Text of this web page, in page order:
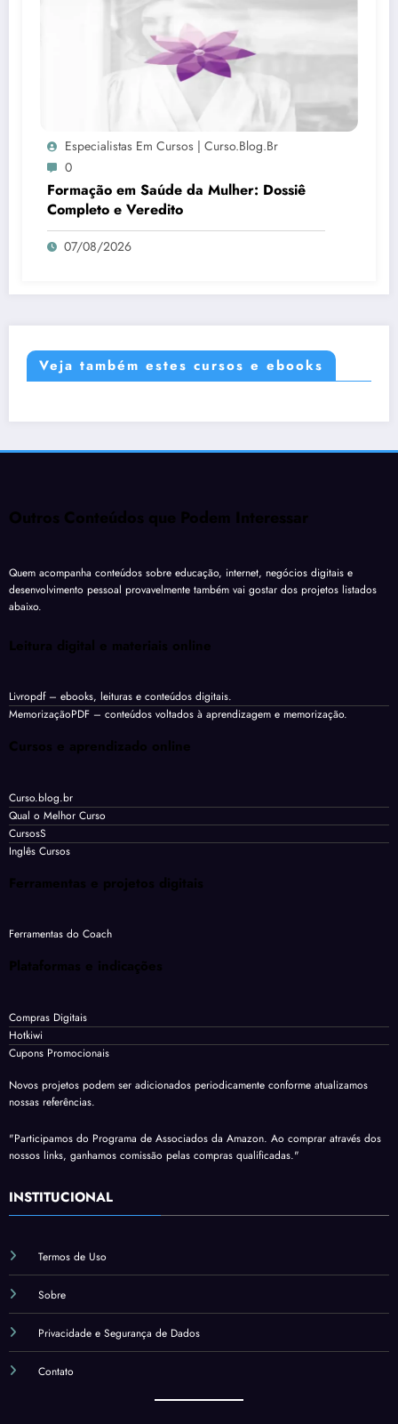
Especialistas Em Cursos | Curso.blog.br
0
Formação em Saúde da Mulher: Dossiê
Completo e Veredito
07/08/2026
Veja também estes cursos e ebooks
Outros Conteúdos que Podem Interessar
Quem acompanha conteúdos sobre educação, internet, negócios digitais e
desenvolvimento pessoal provavelmente também vai gostar dos projetos listados
abaixo.
Leitura digital e materiais online
Livropdf– ebooks, leituras e conteúdos digitais.
MemorizaçãoPDF – conteúdos voltados à aprendizagem e memorização.
Cursos e aprendizado online
Curso.blog.br
Qual o Melhor Curso
CursosS
Inglês Cursos
Ferramentas e projetos digitais
Ferramentas do Coach
Plataformas e indicações
Compras Digitais
Hotkiwi
Cupons Promocionais
Novos projetos podem ser adicionados periodicamente conforme atualizamos
nossas referências.
"Participamos do Programa de Associados da Amazon. Ao comprar através dos
nossos links, ganhamos comissão pelas compras qualificadas."
INSTITUCIONAL
Termos de Uso
Sobre
Privacidade e Segurança de Dados
Contato